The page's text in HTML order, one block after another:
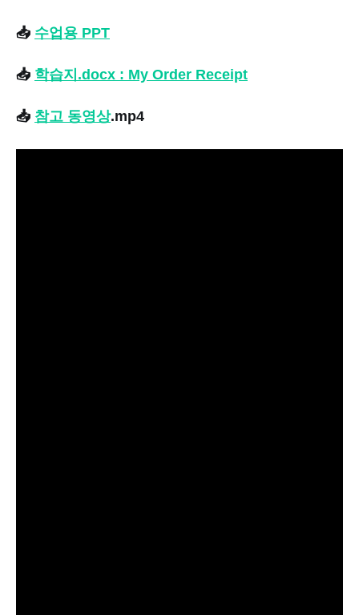
📥 수업용 PPT
📥 학습지.docx : My Order Receipt
📥 참고 동영상.mp4